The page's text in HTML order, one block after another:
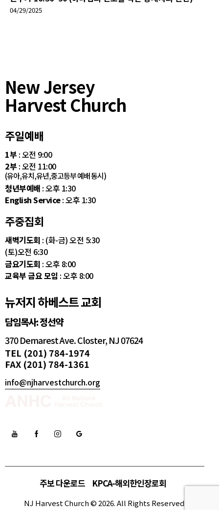
04/29/2025
New Jersey
Harvest Church
주일예배
1부 : 오전 9:00
2부 : 오전 11:00
(유아,유치,유년,중고등부 예배 동시)
청년부예배 : 오후 1:30
English Service: 오후 1:30
주중집회
새벽기도회 : (화-금) 오전 5:30
(토)오전 6:30
금요기도회 : 오후 8:00
교육부 금요 모임 : 오후 8:00
뉴저지 하베스트 교회
담임목사: 정선약
370 Demarest Ave. Closter, NJ 07624
TEL (201) 784-1974
FAX (201) 784-1361
info@njharvestchurch.org
주보 다운로드 KPCA-해외한인장로회
NJ Harvest Church © 2026. All Rights Reserved.